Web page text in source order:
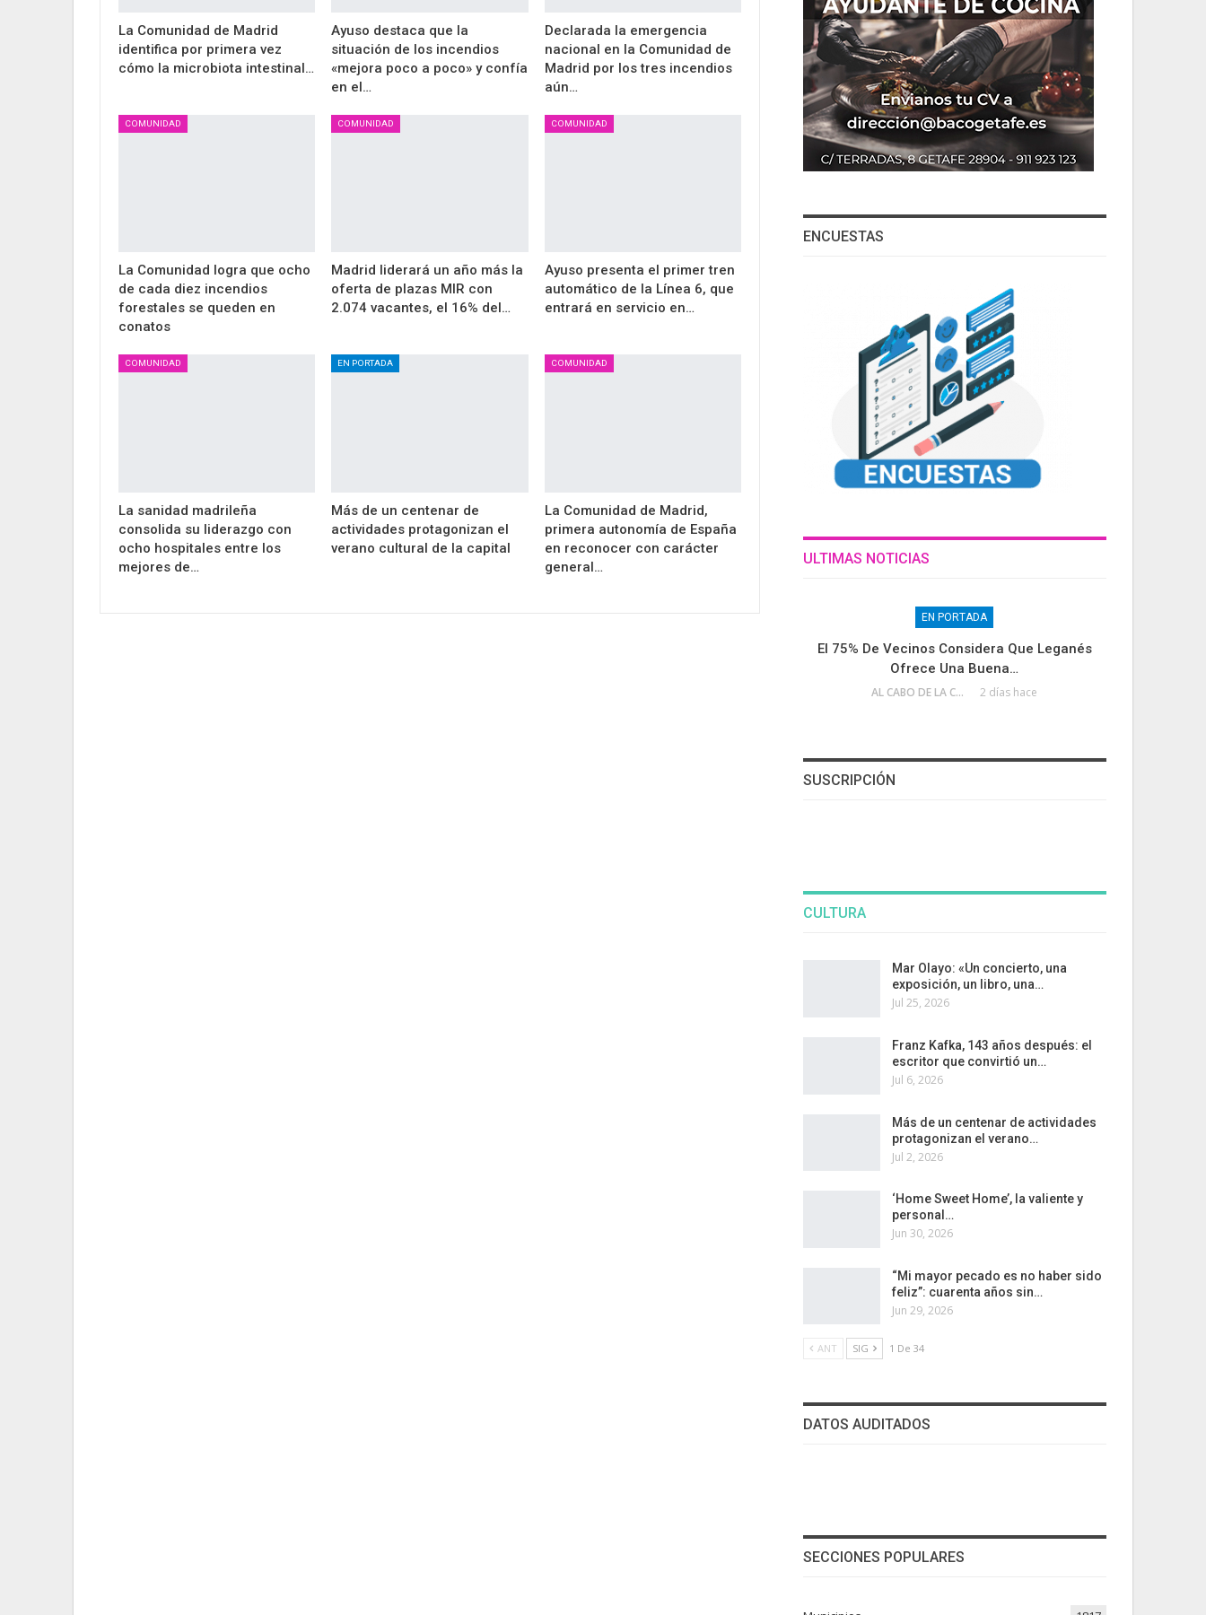
La Comunidad de Madrid
identifica por primera vez
cómo la microbiota intestinal…
Ayuso destaca que la
situación de los incendios
«mejora poco a poco» y confía
en el…
Declarada la emergencia
nacional en la Comunidad de
Madrid por los tres incendios
aún…
COMUNIDAD
La Comunidad logra que ocho
de cada diez incendios
forestales se queden en
conatos
COMUNIDAD
Madrid liderará un año más la
oferta de plazas MIR con
2.074 vacantes, el 16% del…
COMUNIDAD
Ayuso presenta el primer tren
automático de la Línea 6, que
entrará en servicio en…
COMUNIDAD
La sanidad madrileña
consolida su liderazgo con
ocho hospitales entre los
mejores de…
EN PORTADA
Más de un centenar de
actividades protagonizan el
verano cultural de la capital
COMUNIDAD
La Comunidad de Madrid,
primera autonomía de España
en reconocer con carácter
general…
ENCUESTAS
ULTIMAS NOTICIAS
EN PORTADA
El 75% De Vecinos Considera Que Leganés
Ofrece Una Buena…
AL CABO DE LA CALLE 2 días hace
SUSCRIPCIÓN
CULTURA
Mar Olayo: «Un concierto, una
exposición, un libro, una…
Jul 25, 2026
Franz Kafka, 143 años después: el
escritor que convirtió un…
Jul 6, 2026
Más de un centenar de actividades
protagonizan el verano…
Jul 2, 2026
‘Home Sweet Home’, la valiente y
personal…
Jun 30, 2026
“Mi mayor pecado es no haber sido
feliz”: cuarenta años sin…
Jun 29, 2026
ANT SIG 1 De 34
DATOS AUDITADOS
SECCIONES POPULARES